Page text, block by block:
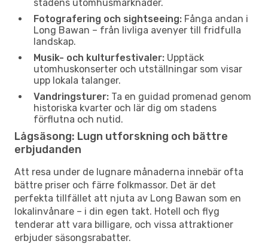
stadens utomhusmarknader.
Fotografering och sightseeing: Fånga andan i
Long Bawan – från livliga avenyer till fridfulla
landskap.
Musik- och kulturfestivaler: Upptäck
utomhuskonserter och utställningar som visar
upp lokala talanger.
Vandringsturer: Ta en guidad promenad genom
historiska kvarter och lär dig om stadens
förflutna och nutid.
Lågsäsong: Lugn utforskning och bättre
erbjudanden
Att resa under de lugnare månaderna innebär ofta
bättre priser och färre folkmassor. Det är det
perfekta tillfället att njuta av Long Bawan som en
lokalinvånare – i din egen takt. Hotell och flyg
tenderar att vara billigare, och vissa attraktioner
erbjuder säsongsrabatter.